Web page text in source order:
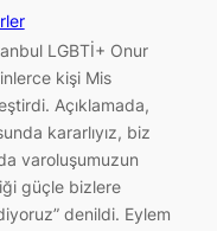
LGBTİ+ Onur
kişi Mis
Açıklamada,
kararlıyız, biz
varoluşumuzun
güçle bizlere
denildi. Eylem